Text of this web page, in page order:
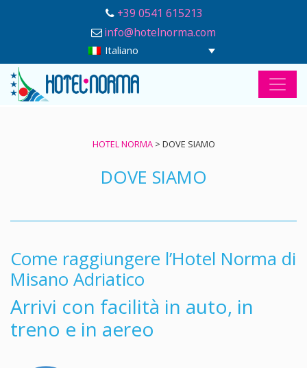
+39 0541 615213
info@hotelnorma.com
Italiano
HOTEL NORMA> DOVE SIAMO
DOVE SIAMO
Come raggiungere l’Hotel Norma di
Misano Adriatico
Arrivi con facilità in auto, in
treno e in aereo